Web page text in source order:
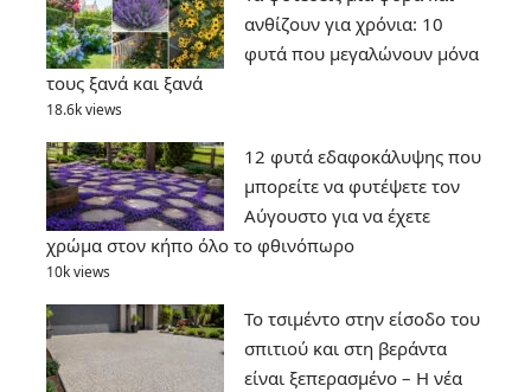
ανθίζουν για χρόνια: 10
φυτά που μεγαλώνουν μόνα
τους ξανά και ξανά
18.6k views
12 φυτά εδαφοκάλυψης που
μπορείτε να φυτέψετε τον
Αύγουστο για να έχετε
χρώμα στον κήπο όλο το φθινόπωρο
10k views
Το τσιμέντο στην είσοδο του
σπιτιού και στη βεράντα
είναι ξεπερασμένο – Η νέα